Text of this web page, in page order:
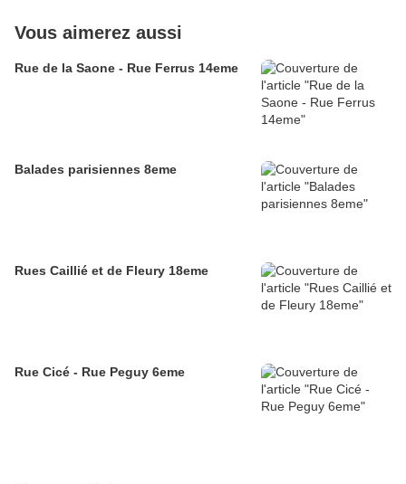
Vous aimerez aussi
Rue de la Saone - Rue Ferrus 14eme
Balades parisiennes 8eme
Rues Caillié et de Fleury 18eme
Rue Cicé - Rue Peguy 6eme